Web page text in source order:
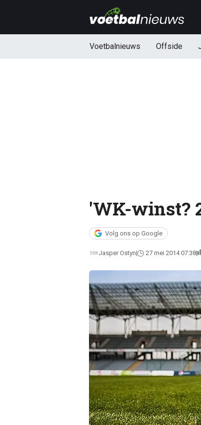
Voetbalnieuws Offside
'WK-winst?
Volg ons op Google
Jasper Ostyn 27 mei 2014 07:38